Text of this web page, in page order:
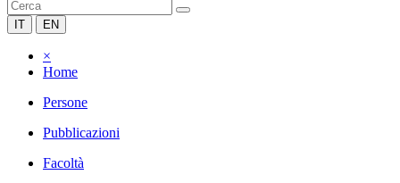
IT EN
×
Home
Persone
Pubblicazioni
Facoltà